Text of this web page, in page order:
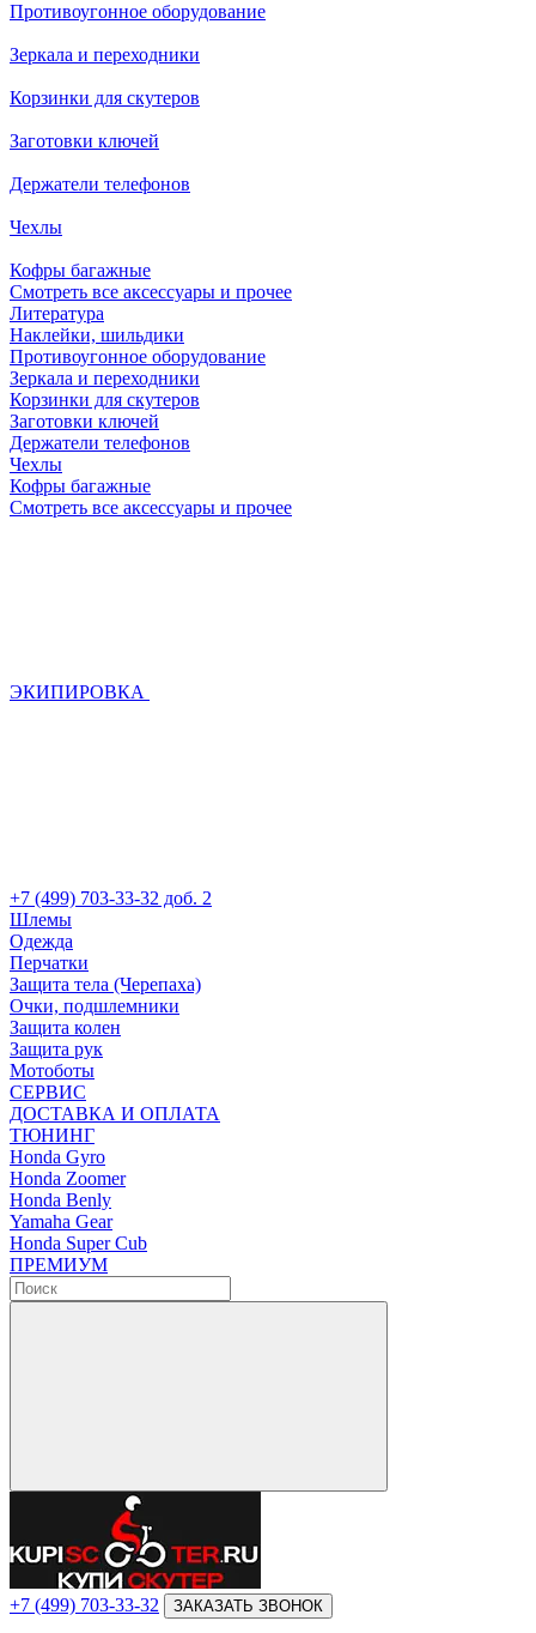
Противоугонное оборудование
Зеркала и переходники
Корзинки для скутеров
Заготовки ключей
Держатели телефонов
Чехлы
Кофры багажные
Смотреть все аксессуары и прочее
Литература
Наклейки, шильдики
Противоугонное оборудование
Зеркала и переходники
Корзинки для скутеров
Заготовки ключей
Держатели телефонов
Чехлы
Кофры багажные
Смотреть все аксессуары и прочее
ЭКИПИРОВКА
+7 (499) 703-33-32 доб. 2
Шлемы
Одежда
Перчатки
Защита тела (Черепаха)
Очки, подшлемники
Защита колен
Защита рук
Мотоботы
СЕРВИС
ДОСТАВКА И ОПЛАТА
ТЮНИНГ
Honda Gyro
Honda Zoomer
Honda Benly
Yamaha Gear
Honda Super Cub
ПРЕМИУМ
+7 (499) 703-33-32 ЗАКАЗАТЬ ЗВОНОК